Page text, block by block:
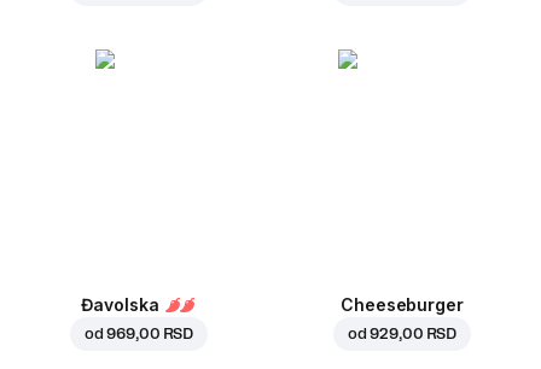
Đavolska
od969,00 RSD
Cheeseburger
od929,00 RSD